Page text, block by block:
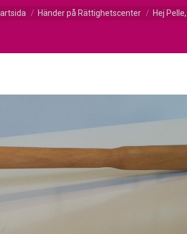
är här:
Händer på Rättighetscenter Hej